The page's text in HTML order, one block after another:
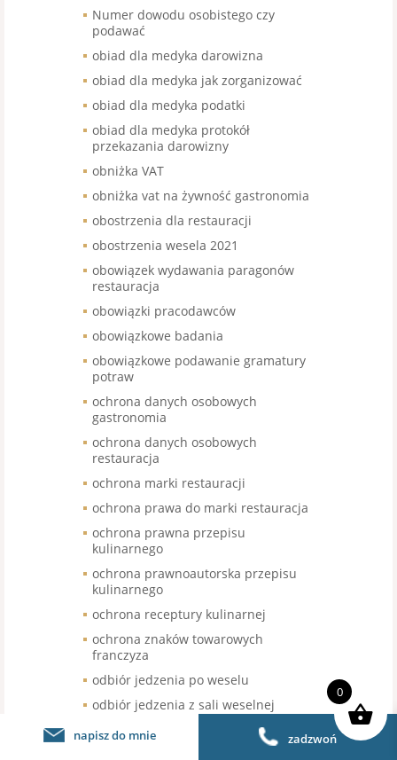
Numer dowodu osobistego czy
podawać
obiad dla medyka darowizna
obiad dla medyka jak zorganizować
obiad dla medyka podatki
obiad dla medyka protokół
przekazania darowizny
obniżka VAT
obniżka vat na żywność gastronomia
obostrzenia dla restauracji
obostrzenia wesela 2021
obowiązek wydawania paragonów
restauracja
obowiązki pracodawców
obowiązkowe badania
obowiązkowe podawanie gramatury
potraw
ochrona danych osobowych
gastronomia
ochrona danych osobowych
restauracja
ochrona marki restauracji
ochrona prawa do marki restauracja
ochrona prawna przepisu
kulinarnego
ochrona prawnoautorska przepisu
kulinarnego
ochrona receptury kulinarnej
ochrona znaków towarowych
franczyza
odbiór jedzenia po weselu
odbiór jedzenia z sali weselnej
odbiór nieskonsumowanego jedzenia
po weselu
napisz do mnie zadzwoń
0